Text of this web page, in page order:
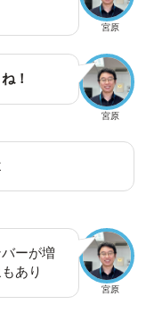
宮原
宮原
！
宮原
ーが増
あり